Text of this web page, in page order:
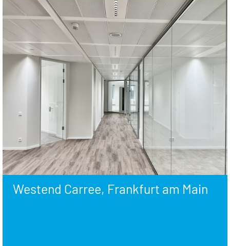
Westend Carree, Frankfurt am Main